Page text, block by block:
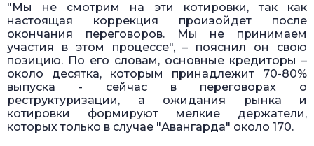
"Мы не смотрим на эти котировки, так как
настоящая коррекция произойдет после
окончания переговоров. Мы не принимаем
участия в этом процессе", – пояснил он свою
позицию. По его словам, основные кредиторы –
около десятка, которым принадлежит 70-80%
выпуска - сейчас в переговорах о
реструктуризации, а ожидания рынка и
котировки формируют мелкие держатели,
которых только в случае "Авангарда" около 170.